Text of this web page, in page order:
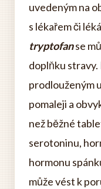
uvedeným na
s lékařem či
tryptofanse
doplňku
prodlouženým
pomaleji a
než běžné
serotoninu,
hormonu
může vést k